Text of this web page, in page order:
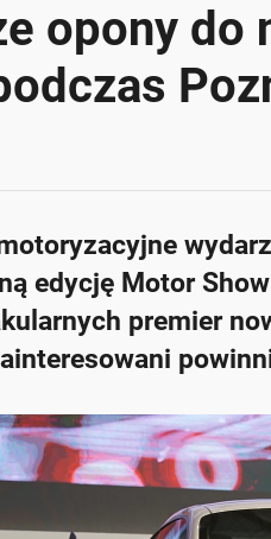
opony do
edycję Motor
premier